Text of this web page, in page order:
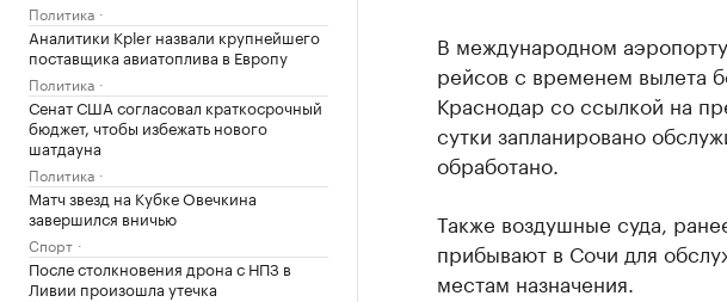
Политика
Аналитики Kpler назвали крупнейшего
поставщика авиатоплива в Европу
Политика
Сенат США согласовал краткосрочный
бюджет, чтобы избежать нового
шатдауна
Политика
Матч звезд на Кубке Овечкина
завершился вничью
Спорт
После столкновения дрона с НПЗ в
Ливии произошла утечка
В международном
рейсов с временем вылета
Краснодар со ссылкой на
сутки запланировано
обработано.
Также воздушные суда,
прибывают в Сочи для
местам назначения.